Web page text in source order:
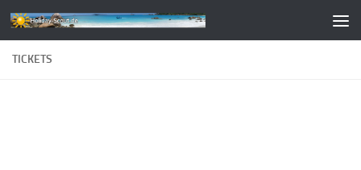
Zum Inhalt springen
TICKETS